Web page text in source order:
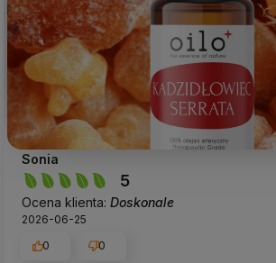
Sonia
5
Ocena klienta: Doskonale
2026-06-25
0
0